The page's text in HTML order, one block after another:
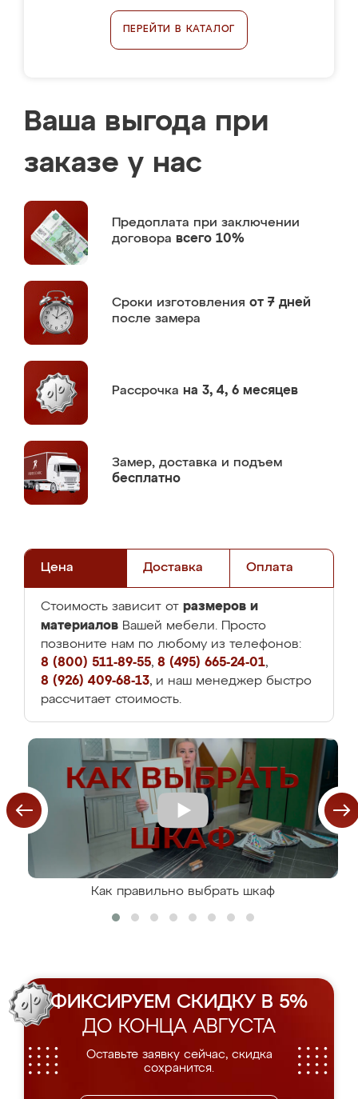
ПЕРЕЙТИ В КАТАЛОГ
Ваша выгода при
заказе у нас
Предоплата при заключении
договора всего 10%
Сроки изготовления от 7 дней
после замера
Рассрочка на 3, 4, 6 месяцев
Замер, доставка и подъем
бесплатно
Цена Доставка Оплата
Стоимость зависит от размеров и
материалов Вашей мебели. Просто
позвоните нам по любому из телефонов:
8 (800) 511-89-55, 8 (495) 665-24-01,
8 (926) 409-68-13, и наш менеджер быстро
рассчитает стоимость.
Как правильно выбрать шкаф
ФИКСИРУЕМ СКИДКУ В 5%
ДО КОНЦА АВГУСТА
Оставьте заявку сейчас, скидка
сохранится.